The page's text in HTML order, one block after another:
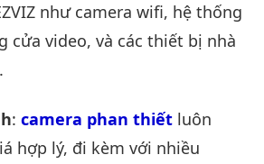
như camera wifi, hệ thống
cửa video, và các thiết bị nhà
: camera phan thiết luôn
hợp lý, đi kèm với nhiều